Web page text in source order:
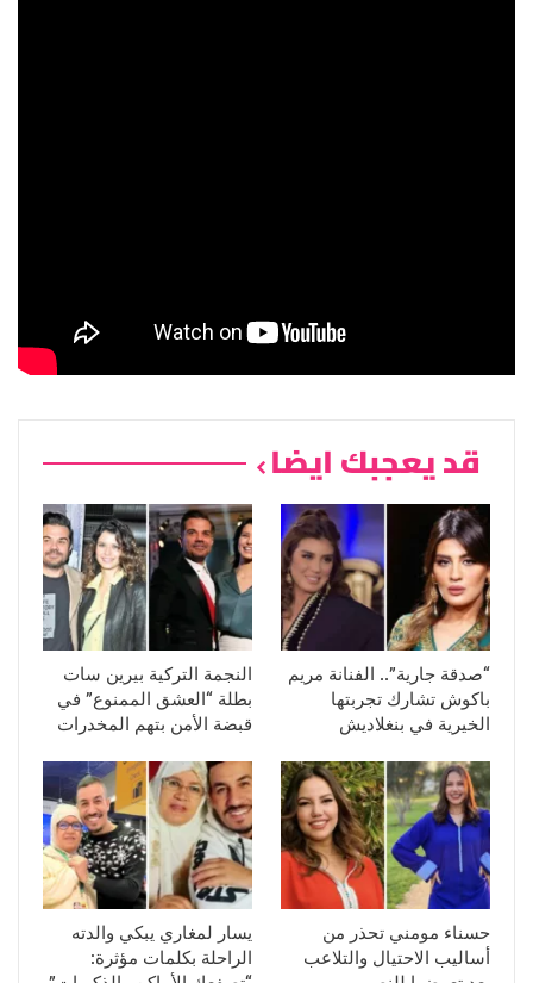
قد يعجبك ايضا
“صدقة جارية”.. الفنانة مريم
باكوش تشارك تجربتها
الخيرية في بنغلاديش
النجمة التركية بيرين سات
بطلة “العشق الممنوع” في
قبضة الأمن بتهم المخدرات
حسناء مومني تحذر من
أساليب الاحتيال والتلاعب
يسار لمغاري يبكي والدته
الراحلة بكلمات مؤثرة: